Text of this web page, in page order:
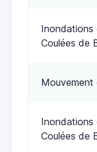
Inondations
Coulées de
Mouvement
Inondations
Coulées de